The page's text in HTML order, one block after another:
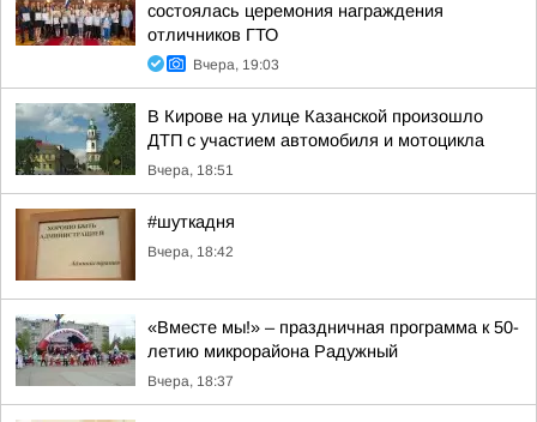
состоялась церемония награждения
отличников ГТО
Вчера, 19:03
В Кирове на улице Казанской произошло
ДТП с участием автомобиля и мотоцикла
Вчера, 18:51
#шуткадня
Вчера, 18:42
«Вместе мы!» – праздничная программа к 50-
летию микрорайона Радужный
Вчера, 18:37